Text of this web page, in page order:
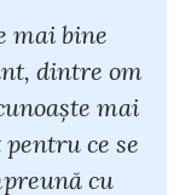
mai bine
dintre om
mai
ce se
cu